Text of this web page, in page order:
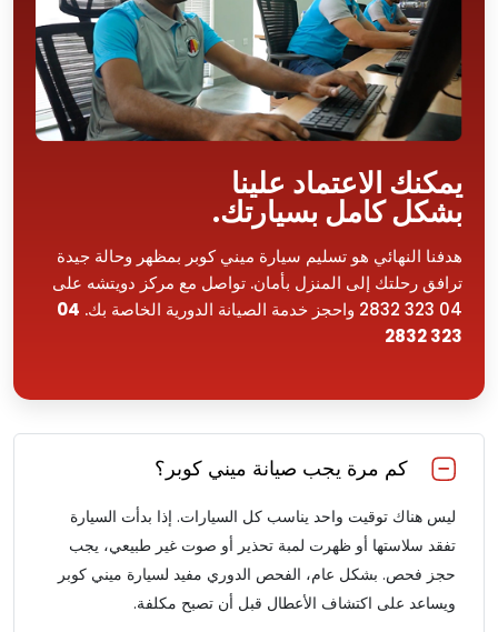
كم مرة يجب صيانة ميني كوبر؟
ليس هناك توقيت واحد يناسب كل السيارات. إذا بدأت السيارة
تفقد سلاستها أو ظهرت لمبة تحذير أو صوت غير طبيعي، يجب
حجز فحص. بشكل عام، الفحص الدوري مفيد لسيارة ميني كوبر
ويساعد على اكتشاف الأعطال قبل أن تصبح مكلفة.
يمكنك الاعتماد علينا
بشكل كامل بسيارتك.
هدفنا النهائي هو تسليم سيارة ميني كوبر بمظهر وحالة جيدة
ترافق رحلتك إلى المنزل بأمان. تواصل مع مركز دويتشه على
04 323 2832 واحجز خدمة الصيانة الدورية الخاصة بك.
04
323 2832